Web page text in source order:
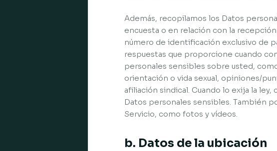
Además, recopilamos los Datos
encuesta o en relación con la
número de identificación exclusivo de
respuestas que proporcione cuando
personales sensibles sobre usted,
orientación o vida sexual, opiniones/
afiliación sindical. Cuando lo exija la
Datos personales sensibles. También
Servicio, como fotos y vídeos.
b. Datos de la ubicación